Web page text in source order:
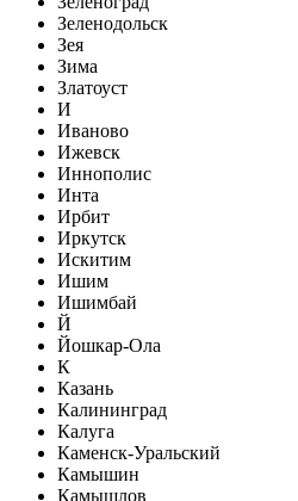
Зеленодольск
Зея
Зима
Златоуст
И
Иваново
Ижевск
Иннополис
Инта
Ирбит
Иркутск
Искитим
Ишим
Ишимбай
Й
Йошкар-Ола
К
Казань
Калининград
Калуга
Каменск-Уральский
Камышин
Камышлов